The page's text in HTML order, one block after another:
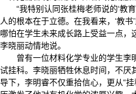
“我特别认同张桂梅老师说的‘教
人的根本在于立德。在我看来，‘教书
哪怕在学生未来成长路上受益一点，
李晓丽动情地说。
曾有一位材料化学专业的学生李
试挂科。李晓丽牺牲休息时间，不厌
导下，李明睿不仅重拾信心，更从“